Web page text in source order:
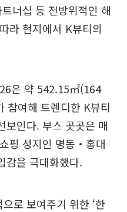
너십 등 전방위적인 해
라 현지에서 K뷰티의
은 약 542.15㎡(164
참여해 트렌디한 K뷰티
보인다. 부스 곳곳은 매
핑 성지인 명동‧홍대
감을 극대화했다.
로 보여주기 위한 ‘한